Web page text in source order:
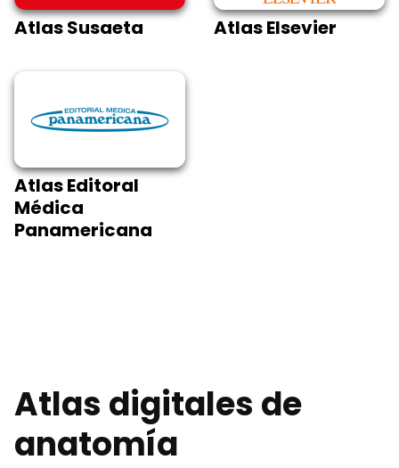
Atlas Susaeta Atlas Elsevier
Atlas Editoral
Médica
Panamericana
Atlas digitales de
anatomía